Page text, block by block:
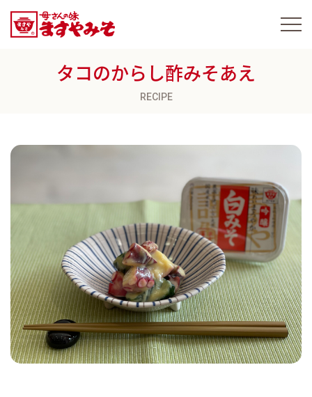
タコのからし酢みそあえ
RECIPE